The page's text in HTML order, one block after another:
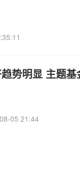
势明显 主题
05 21:44